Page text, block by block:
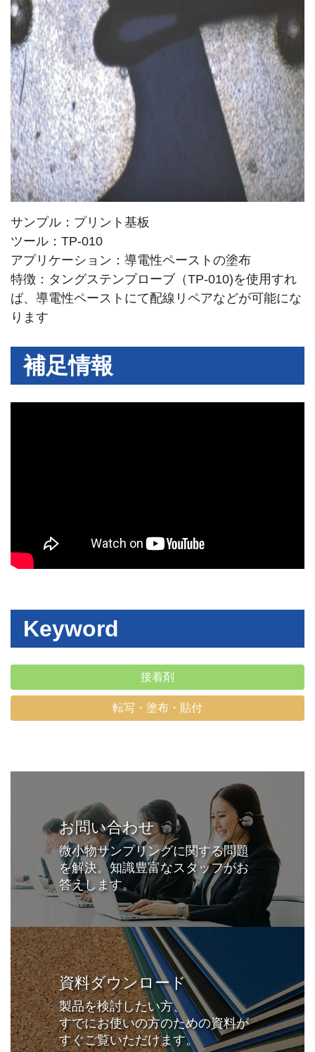
サンプル：プリント基板
ツール：TP-010
アプリケーション：導電性ペーストの塗布
特徴：タングステンプローブ（TP-010)を使用すれ
ば、導電性ペーストにて配線リペアなどが可能にな
ります
補足情報
Keyword
接着剤
転写・塗布・貼付
お問い合わせ
微小物サンプリングに関する問題
を解決。知識豊富なスタッフがお
答えします。
資料ダウンロード
製品を検討したい方、
すでにお使いの方のための資料が
すぐご覧いただけます。